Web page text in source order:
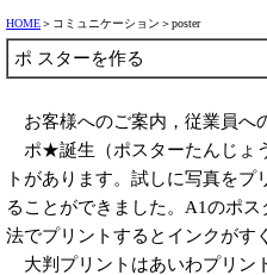
HOME＞コミュニケーション＞poster
ポ スターを作る
お客様へのご案内，従業員へ
ポ★誕生（ポスターたんじょ
トがあります。試しに写真を
ることができました。A1のポ
法でプリントするとインクがす
大判プリントはあいわプリン